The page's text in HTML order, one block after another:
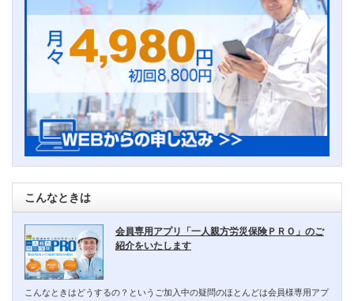
こんなときは
会員専用アプリ「一人親方労災保険ＰＲＯ」のご
紹介をいたします
こんなときはどうするの？というご加入中の疑問のほとんどは会員様専用アプ